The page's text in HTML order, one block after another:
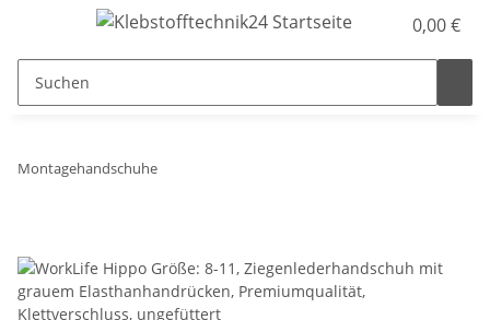
0,00 €
Montagehandschuhe